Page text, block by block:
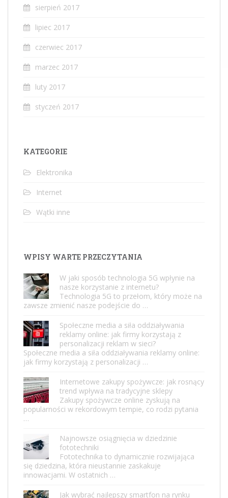
sierpień 2017
lipiec 2017
czerwiec 2017
marzec 2017
luty 2017
styczeń 2017
KATEGORIE
Elektronika
Internet
Wątki inne
WPISY WARTE PRZECZYTANIA
W jaki sposób technologia 5G wpłynie na
nasze korzystanie z internetu?
Technologia 5G to przełom, który może na
zawsze zmienić nasze podejście do …
Społeczne media a siła oddziaływania
reklamy online: jak firmy korzystają z
personalizacji reklam w sieci?
Społeczne media a siła oddziaływania reklamy online:
jak firmy korzystają z personalizacji …
Internetowe zakupy spożywcze: jak rosnący
trend wpływa na tradycyjne sklepy
Zakupy spożywcze online zyskują na
popularności w rekordowym tempie, co rodzi pytania
…
Najnowsze osiągnięcia w dziedzinie
fototechniki
Fototechnika to dynamicznie rozwijająca
się dziedzina, która nieustannie zaskakuje
innowacjami. W ostatnich …
Jak wybrać najlepszy smartfon na rynku